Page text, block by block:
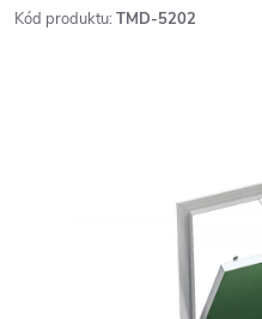
Kód produktu: TMD-5202